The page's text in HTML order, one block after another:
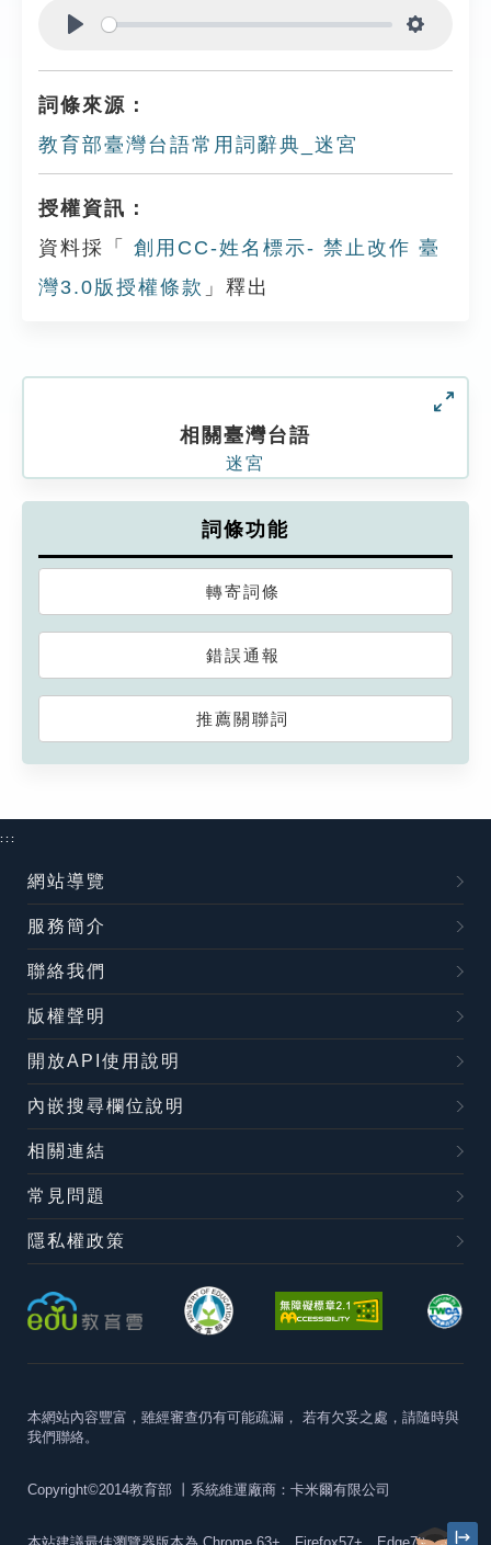
詞條來源：
教育部臺灣台語常用詞辭典_迷宮
授權資訊：
資料採「
創用CC-姓名標示- 禁止改作 臺
灣3.0版授權條款 」釋出
相關臺灣台語
迷宮
詞條功能
轉寄詞條
錯誤通報
推薦關聯詞
:::
網站導覽
服務簡介
聯絡我們
版權聲明
開放API使用說明
內嵌搜尋欄位說明
相關連結
常見問題
隱私權政策
本網站內容豐富，雖經審查仍有可能疏漏， 若有欠妥之處，請隨時與
我們聯絡。
Copyright©2014教育部 丨系統維運廠商：卡米爾有限公司
本站建議最佳瀏覽器版本為 Chrome 63+、Firefox57+、Edge79+及